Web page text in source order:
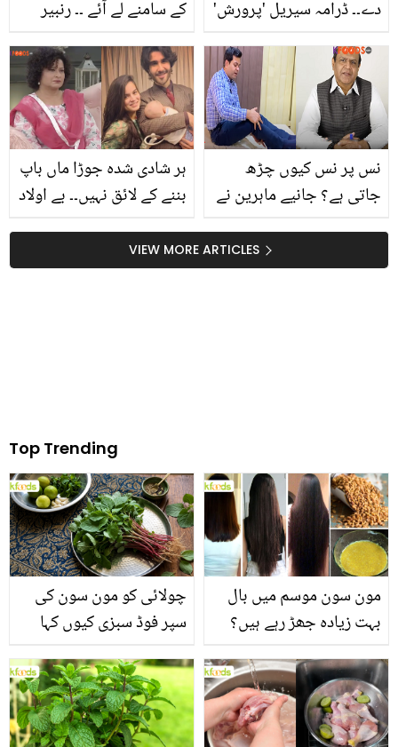
کے سامنے لے آئے ۔۔ رنبیر
بیٹی کس پر گئی ہے؟
تصاویر وائرل
دے۔۔ ڈرامہ سیریل 'پرورش'
خواب کیوں بن گیا؟
ہر شادی شدہ جوڑا ماں باپ
بننے کے لائق نہیں۔۔ بے اولاد
منطق! کیا کچھ کہہ دیا؟
نس پر نس کیوں چڑھ
جاتی ہے؟ جانیے ماہرین نے
VIEW MORE ARTICLES
Top Trending
چولائی کو مون سون کی
سپر فوڈ سبزی کیوں کہا
منرلز اور اینٹی آکسیڈنٹس
سے بھرپور اس سبزی کے
فائدے
مون سون موسم میں بال
بہت زیادہ جھڑ رہے ہیں؟
بنانے کے چند قدرتی طریقے